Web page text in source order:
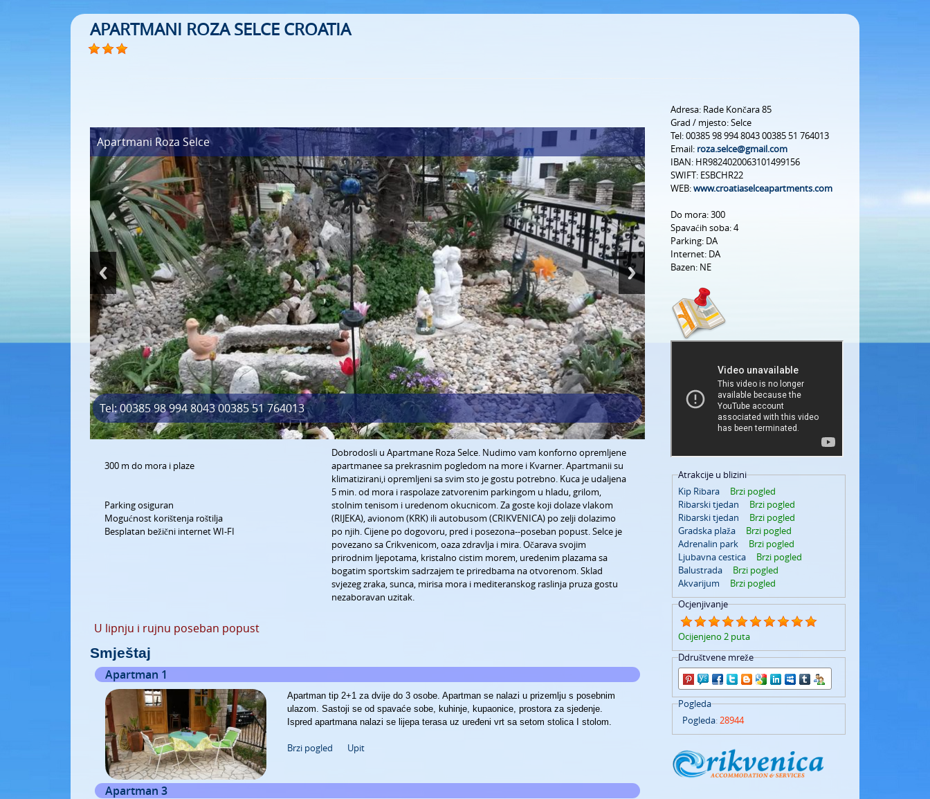
APARTMANI ROZA SELCE CROATIA
Apartmani Roza Selce
Tel: 00385 98 994 8043 00385 51 764013
300 m do mora i plaze
Parking osiguran
Mogućnost korištenja roštilja
Besplatan bežični internet WI-FI
Dobrodosli u Apartmane Roza Selce. Nudimo vam konforno opremljene
apartmanee sa prekrasnim pogledom na more i Kvarner. Apartmanii su
klimatizirani,i opremljeni sa svim sto je gostu potrebno. Kuca je udaljena
5 min. od mora i raspolaze zatvorenim parkingom u hladu, grilom,
stolnim tenisom i uredenom okucnicom. Za goste koji dolaze vlakom
(RIJEKA), avionom (KRK) ili autobusom (CRIKVENICA) po zelji dolazimo
po njih. Cijene po dogovoru, pred i posezona--poseban popust. Selce je
povezano sa Crikvenicom, oaza zdravlja i mira. Očarava svojim
prirodnim ljepotama, kristalno cistim morem, uredenim plazama sa
bogatim sportskim sadrzajem te priredbama na otvorenom. Sklad
svjezeg zraka, sunca, mirisa mora i mediteranskog raslinja pruza gostu
nezaboravan uzitak.
U lipnju i rujnu poseban popust
Smještaj
Apartman 1
Apartman tip 2+1 za dvije do 3 osobe. Apartman se nalazi u prizemlju s posebnim
ulazom. Sastoji se od spavaće sobe, kuhinje, kupaonice, prostora za sjedenje.
Ispred apartmana nalazi se lijepa terasa uz uređeni vrt sa setom stolica I stolom.
Brzi pogled Upit
Apartman 3
Adresa: Rade Končara 85
Grad / mjesto:Selce
Tel:00385 98 994 8043 00385 51 764013
Email: roza.selce@gmail.com
IBAN: HR9824020063101499156
SWIFT: ESBCHR22
WEB:www.croatiaselceapartments.com
Do mora:300
Spavaćih soba:4
Parking: DA
Internet: DA
Bazen: NE
Atrakcije u blizini
Kip Ribara
Brzi pogled
Ribarski tjedan
Brzi pogled
Ribarski tjedan
Brzi pogled
Gradska plaža
Brzi pogled
Adrenalin park
Brzi pogled
Ljubavna cestica
Brzi pogled
Balustrada
Brzi pogled
Akvarijum
Brzi pogled
Ocjenjivanje
Ocijenjeno 2 puta
Ddruštvene mreže
Pogleda
Pogleda: 28944